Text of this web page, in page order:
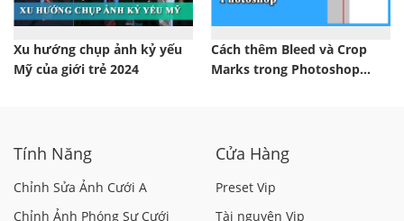
Xu hướng chụp ảnh kỷ yếu
Mỹ của giới trẻ 2024
Cách thêm Bleed và Crop
Marks trong Photoshop
Tính Năng
Chỉnh Sửa Ảnh Cưới A
Chỉnh Ảnh Phóng Sự Cưới
Cửa Hàng
Preset Vip
Tài nguyên Vip